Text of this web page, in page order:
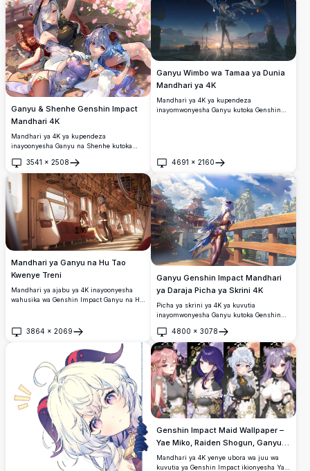
vinaunda mtindo wa sanaa ya anime ya
kufurahisha wenye ubora wa juu.
Ganyu & Shenhe Genshin Impact
Mandhari 4K
Mandhari ya 4K ya kupendeza
inayoonyesha Ganyu na Shenhe kutoka
mazuri yaliyoathiriwa na utamaduni wa
Kichina yaliyozungukwa na maua ya
cherry blossom yanayochanua katika
mtindo wa sanaa ya anime wenye utulivu
na ubora wa juu.
3541 × 2508
Fungua
Ganyu Wimbo wa Tamaa ya Dunia
Mandhari ya 4K
Mandhari ya 4K ya kupendeza
inayomwonyesha Ganyu kutoka Genshin
sanaa ya dijitali ya azimio la juu sana.
4691 × 2160
Fungua
Mandhari ya Ganyu na Hu Tao
Kwenye Treni
Mandhari ya ajabu ya 4K inayoonyesha
wahusika wa Genshin Impact Ganyu na Hu
anime yenye maelezo mazuri na jua la
joto linalomulika kupitia madirisha kwenye
3864 × 2069
Fungua
Ganyu Genshin Impact Mandhari
ya Daraja Picha ya Skrini 4K
Picha ya skrini ya 4K ya kuvutia
inayomwonyesha Ganyu kutoka Genshin
akitazama mandhari nzuri ya mji wa
kichina wa fantasy na milima ya karst
inayopanda juu, pagoda, na anga ya buluu
inayong'aa.
4800 × 3078
Fungua
Genshin Impact Maid Wallpaper –
Yae Miko, Raiden Shogun, Ganyu
na Keqing 4K
Mandhari ya 4K yenye ubora wa juu wa
kuvutia ya Genshin Impact ikionyesha Yae